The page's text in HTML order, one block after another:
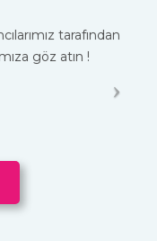
tarafından
göz atın !